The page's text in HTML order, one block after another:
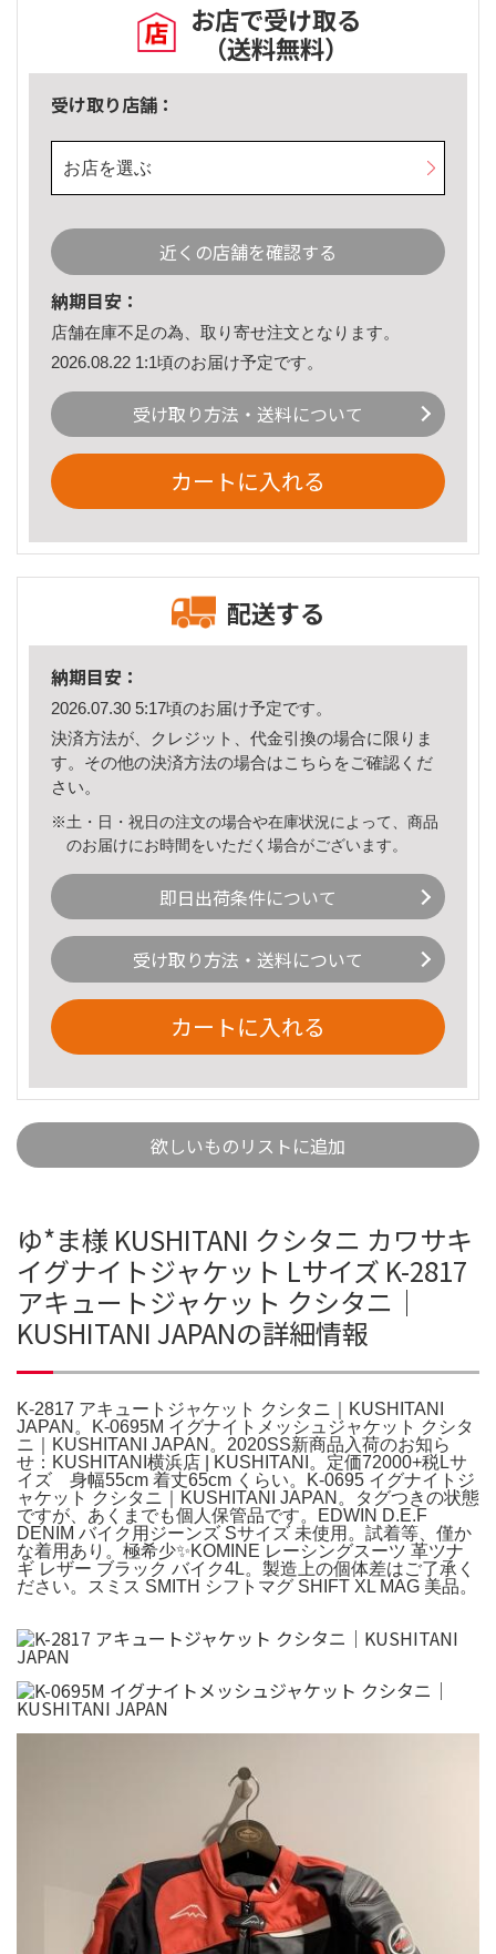
お店で受け取る
（送料無料）
受け取り店舗：
お店を選ぶ
近くの店舗を確認する
納期目安：
店舗在庫不足の為、取り寄せ注文となります。
2026.08.22 1:1頃のお届け予定です。
受け取り方法・送料について
カートに入れる
配送する
納期目安：
2026.07.30 5:17頃のお届け予定です。
決済方法が、クレジット、代金引換の場合に限りま
す。その他の決済方法の場合はこちら をご確認くだ
さい。
※土・日・祝日の注文の場合や在庫状況によって、商品
のお届けにお時間をいただく場合がございます。
即日出荷条件について
受け取り方法・送料について
カートに入れる
欲しいものリストに追加
ゆ*ま様 KUSHITANI クシタニ カワサキ
イグナイトジャケット Lサイズ K-2817
アキュートジャケット クシタニ｜
KUSHITANI JAPANの詳細情報
K-2817 アキュートジャケット クシタニ｜KUSHITANI
JAPAN。K-0695M イグナイトメッシュジャケット クシタ
ニ｜KUSHITANI JAPAN。2020SS新商品入荷のお知ら
せ：KUSHITANI横浜店 | KUSHITANI。定価72000+税Lサ
イズ 身幅55cm 着丈65cm くらい。K-0695 イグナイトジ
ャケット クシタニ｜KUSHITANI JAPAN。タグつきの状態
ですが、あくまでも個人保管品です。EDWIN D.E.F
DENIM バイク用ジーンズ Sサイズ 未使用。試着等、僅か
な着用あり。極希少✨KOMINE レーシングスーツ 革ツナ
ギ レザー ブラック バイク4L。製造上の個体差はご了承く
ださい。スミス SMITH シフトマグ SHIFT XL MAG 美品。